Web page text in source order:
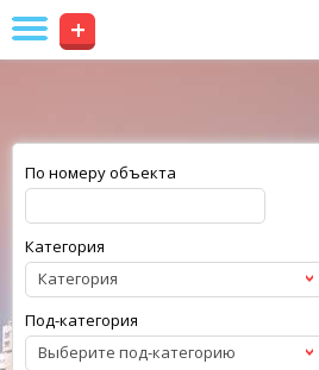
+
Категория
Категория
Под-категория
Выберите под-категорию
По номеру объекта